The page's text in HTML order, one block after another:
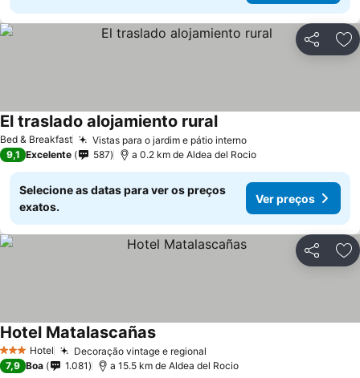
Partilhar
Bed & Breakfast Vistas para o jardim e pátio interno
El traslado alojamiento rural
9,1 Excelente 587 a 0.2 km de Aldea del Rocio
Selecione as datas para ver os preços
exatos.
Ver preços
Partilhar
3 EstrelasHotel Decoração vintage e regional
Hotel Matalascañas
7,9 Boa 1.081 a 15.5 km de Aldea del Rocio